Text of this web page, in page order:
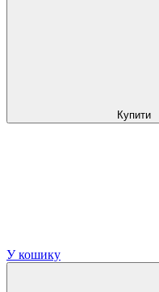
Купити
У кошику